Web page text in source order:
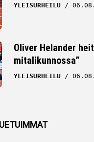
YLEISURHEILU
Oliver Helander
mitalikunnossa”
YLEISURHEILU